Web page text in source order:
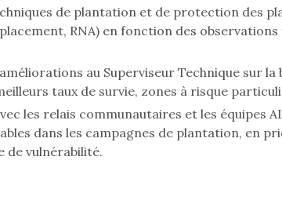
de plantation et de protection des
RNA) en fonction des
au Superviseur Technique sur
taux de survie, zones à risque
les relais communautaires et les équipes
dans les campagnes de plantation, en
de vulnérabilité.